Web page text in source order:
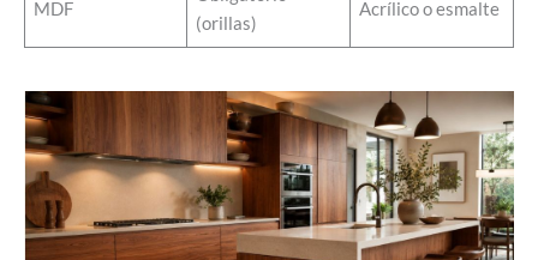
MDF
(orillas)
Acrílico o esmalte